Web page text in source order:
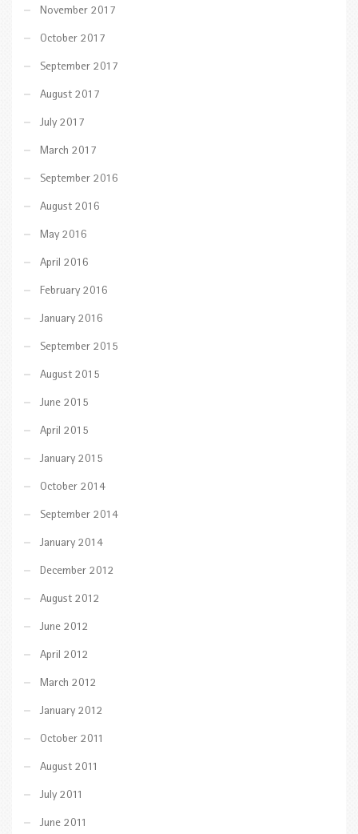
November 2017
October 2017
September 2017
August 2017
July 2017
March 2017
September 2016
August 2016
May 2016
April 2016
February 2016
January 2016
September 2015
August 2015
June 2015
April 2015
January 2015
October 2014
September 2014
January 2014
December 2012
August 2012
June 2012
April 2012
March 2012
January 2012
October 2011
August 2011
July 2011
June 2011